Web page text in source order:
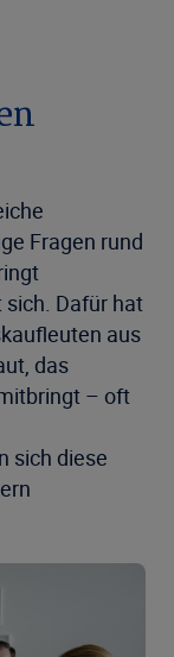
Fragen rund
Dafür hat
aus
das
– oft
sich diese